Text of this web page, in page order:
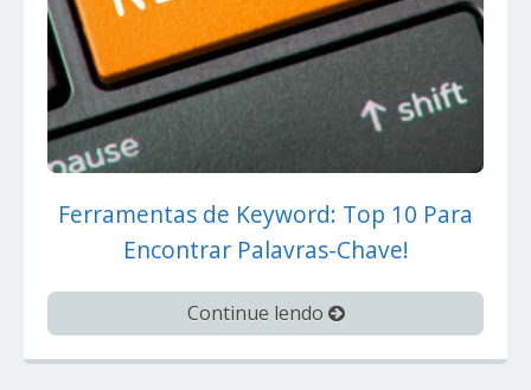
Ferramentas de Keyword: Top 10 Para
Encontrar Palavras-Chave!
Continue lendo